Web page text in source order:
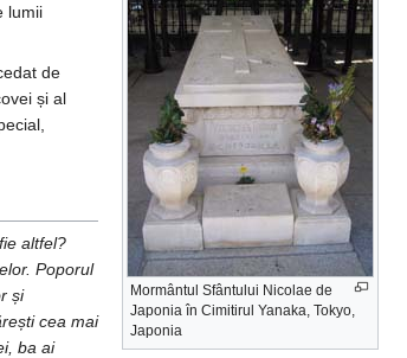
Mormântul Sfântului Nicolae de
Japonia în Cimitirul Yanaka, Tokyo,
Japonia
lumii
de
și al
altfel?
Poporul
și
cea mai
ba ai